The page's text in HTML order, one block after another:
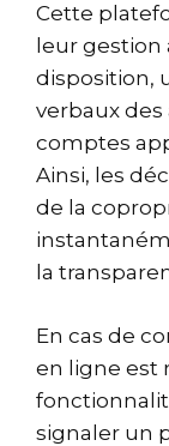
Cette
leur gestion
disposition,
verbaux
comptes
Ainsi, les
de la
la
En cas de
en ligne est
signaler un